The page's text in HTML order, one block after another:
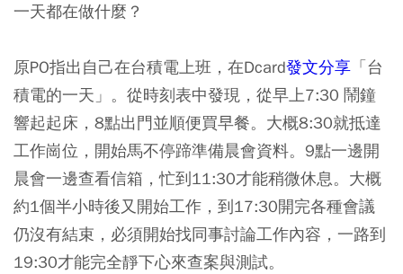
一天都在做什麼？
原PO指出自己在台積電上班，在Dcard發文分享 「台
積電的一天」。從時刻表中發現，從早上7:30 鬧鐘
響起起床，8點出門並順便買早餐。大概8:30就抵達
工作崗位，開始馬不停蹄準備晨會資料。9點一邊開
晨會一邊查看信箱，忙到11:30才能稍微休息。大概
約1個半小時後又開始工作，到17:30開完各種會議
仍沒有結束，必須開始找同事討論工作內容，一路到
19:30才能完全靜下心來查案與測試。